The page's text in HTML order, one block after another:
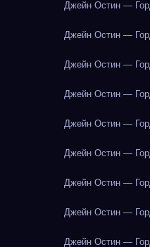
Джейн Остин —
Джейн Остин —
Джейн Остин —
Джейн Остин —
Джейн Остин —
Джейн Остин —
Джейн Остин —
Джейн Остин —
Джейн Остин —